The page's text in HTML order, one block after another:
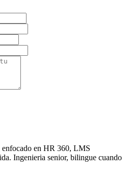
en HR 360, LMS
Ingenieria senior, bilingue cuando